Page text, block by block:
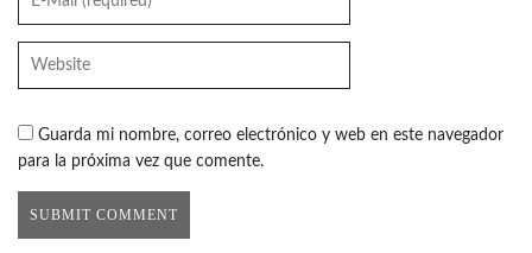
Guarda mi nombre, correo electrónico y web en este navegador
para la próxima vez que comente.